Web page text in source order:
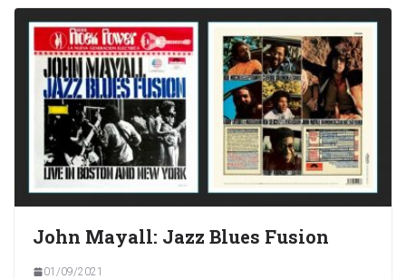
John Mayall: Jazz Blues Fusion
01/09/2021